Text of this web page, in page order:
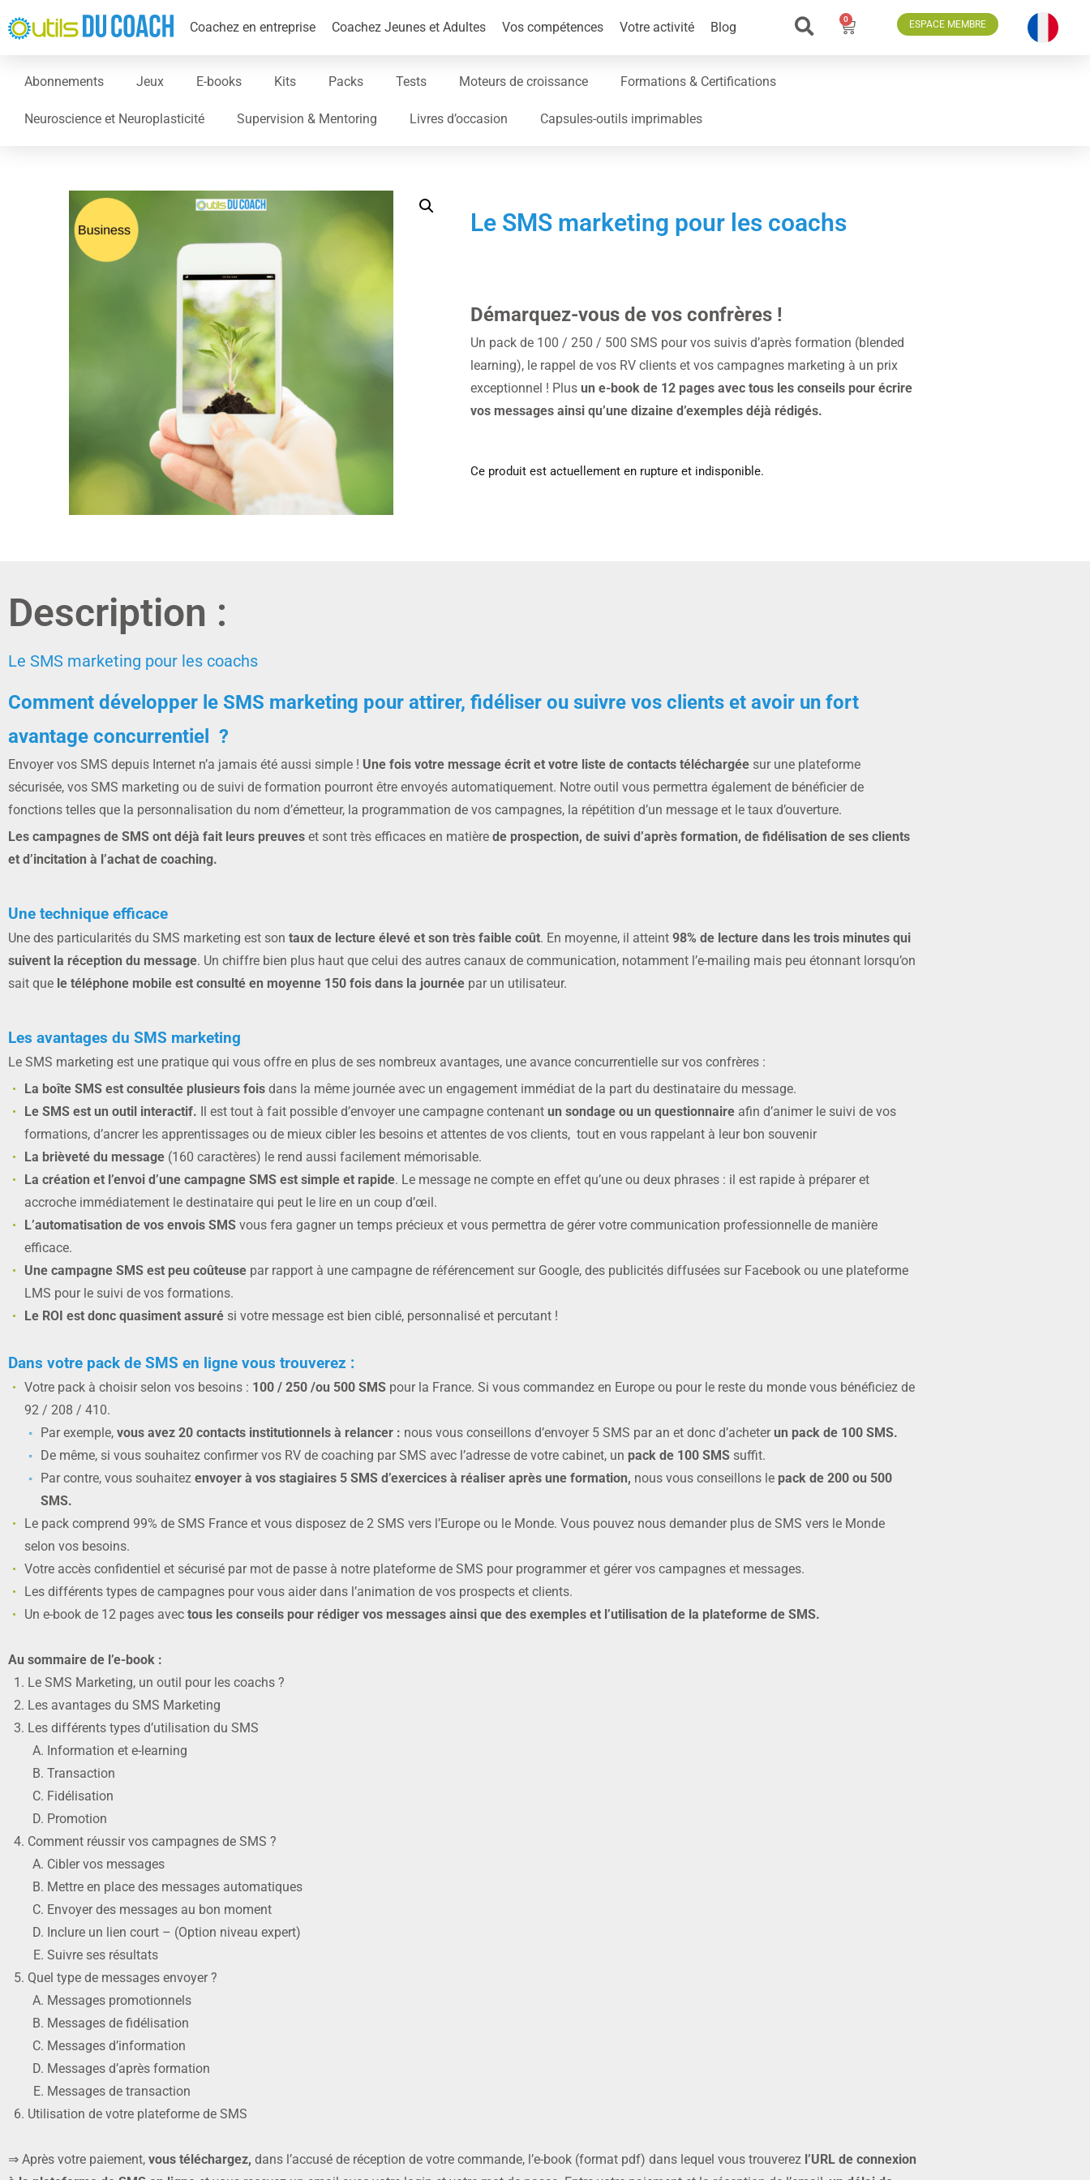
Coachez en entreprise Coachez Jeunes et Adultes Vos compétences Votre activité Blog
0 ESPACE MEMBRE
Abonnements Jeux E-books Kits Packs Tests Moteurs de croissance Formations & Certifications
Neuroscience et Neuroplasticité Supervision & Mentoring Livres d’occasion Capsules-outils imprimables
Le SMS marketing pour les coachs
Démarquez-vous de vos confrères !
Un pack de 100 / 250 / 500 SMS pour vos suivis d’après formation (blended
learning), le rappel de vos RV clients et vos campagnes marketing à un prix
exceptionnel ! Plus un e-book de 12 pages avec tous les conseils pour écrire
vos messages ainsi qu’une dizaine d’exemples déjà rédigés.
Ce produit est actuellement en rupture et indisponible.
Description :
Le SMS marketing pour les coachs
Comment développer le SMS marketing pour attirer, fidéliser ou suivre vos clients et avoir un fort
avantage concurrentiel ?
Envoyer vos SMS depuis Internet n’a jamais été aussi simple ! Une fois votre message écrit et votre liste de contacts téléchargée sur une plateforme
sécurisée, vos SMS marketing ou de suivi de formation pourront être envoyés automatiquement. Notre outil vous permettra également de bénéficier de
fonctions telles que la personnalisation du nom d’émetteur, la programmation de vos campagnes, la répétition d’un message et le taux d’ouverture.
Les campagnes de SMS ont déjà fait leurs preuves et sont très efficaces en matière de prospection, de suivi d’après formation, de fidélisation de ses clients
et d’incitation à l’achat de coaching.
Une technique efficace
Une des particularités du SMS marketing est son taux de lecture élevé et son très faible coût. En moyenne, il atteint 98% de lecture dans les trois minutes qui
suivent la réception du message. Un chiffre bien plus haut que celui des autres canaux de communication, notamment l’e-mailing mais peu étonnant lorsqu’on
sait que le téléphone mobile est consulté en moyenne 150 fois dans la journée par un utilisateur.
Les avantages du SMS marketing
Le SMS marketing est une pratique qui vous offre en plus de ses nombreux avantages, une avance concurrentielle sur vos confrères :
La boîte SMS est consultée plusieurs fois dans la même journée avec un engagement immédiat de la part du destinataire du message.
Le SMS est un outil interactif. Il est tout à fait possible d’envoyer une campagne contenant un sondage ou un questionnaire afin d’animer le suivi de vos
formations, d’ancrer les apprentissages ou de mieux cibler les besoins et attentes de vos clients, tout en vous rappelant à leur bon souvenir
La brièveté du message (160 caractères) le rend aussi facilement mémorisable.
La création et l’envoi d’une campagne SMS est simple et rapide. Le message ne compte en effet qu’une ou deux phrases : il est rapide à préparer et
accroche immédiatement le destinataire qui peut le lire en un coup d’œil.
L’automatisation de vos envois SMS vous fera gagner un temps précieux et vous permettra de gérer votre communication professionnelle de manière
efficace.
Une campagne SMS est peu coûteuse par rapport à une campagne de référencement sur Google, des publicités diffusées sur Facebook ou une plateforme
LMS pour le suivi de vos formations.
Le ROI est donc quasiment assuré si votre message est bien ciblé, personnalisé et percutant !
Dans votre pack de SMS en ligne vous trouverez :
Votre pack à choisir selon vos besoins : 100 / 250 /ou 500 SMS pour la France. Si vous commandez en Europe ou pour le reste du monde vous bénéficiez de
92 / 208 / 410.
Par exemple, vous avez 20 contacts institutionnels à relancer : nous vous conseillons d’envoyer 5 SMS par an et donc d’acheterun pack de 100 SMS.
De même, si vous souhaitez confirmer vos RV de coaching par SMS avec l’adresse de votre cabinet, un pack de 100 SMS suffit.
Par contre, vous souhaitez envoyer à vos stagiaires 5 SMS d’exercices à réaliser après une formation, nous vous conseillons le pack de 200 ou 500
SMS.
Le pack comprend 99% de SMS France et vous disposez de 2 SMS vers l’Europe ou le Monde. Vous pouvez nous demander plus de SMS vers le Monde
selon vos besoins.
Votre accès confidentiel et sécurisé par mot de passe à notre plateforme de SMS pour programmer et gérer vos campagnes et messages.
Les différents types de campagnes pour vous aider dans l’animation de vos prospects et clients.
Un e-book de 12 pages avec tous les conseils pour rédiger vos messages ainsi que des exemples et l’utilisation de la plateforme de SMS.
Au sommaire de l’e-book :
Le SMS Marketing, un outil pour les coachs ?
Les avantages du SMS Marketing
Les différents types d’utilisation du SMS
Information et e-learning
Transaction
Fidélisation
Promotion
Comment réussir vos campagnes de SMS ?
Cibler vos messages
Mettre en place des messages automatiques
Envoyer des messages au bon moment
Inclure un lien court – (Option niveau expert)
Suivre ses résultats
Quel type de messages envoyer ?
Messages promotionnels
Messages de fidélisation
Messages d’information
Messages d’après formation
Messages de transaction
Utilisation de votre plateforme de SMS
⇒ Après votre paiement, vous téléchargez, dans l’accusé de réception de votre commande, l’e-book (format pdf) dans lequel vous trouverez l’URL de connexion